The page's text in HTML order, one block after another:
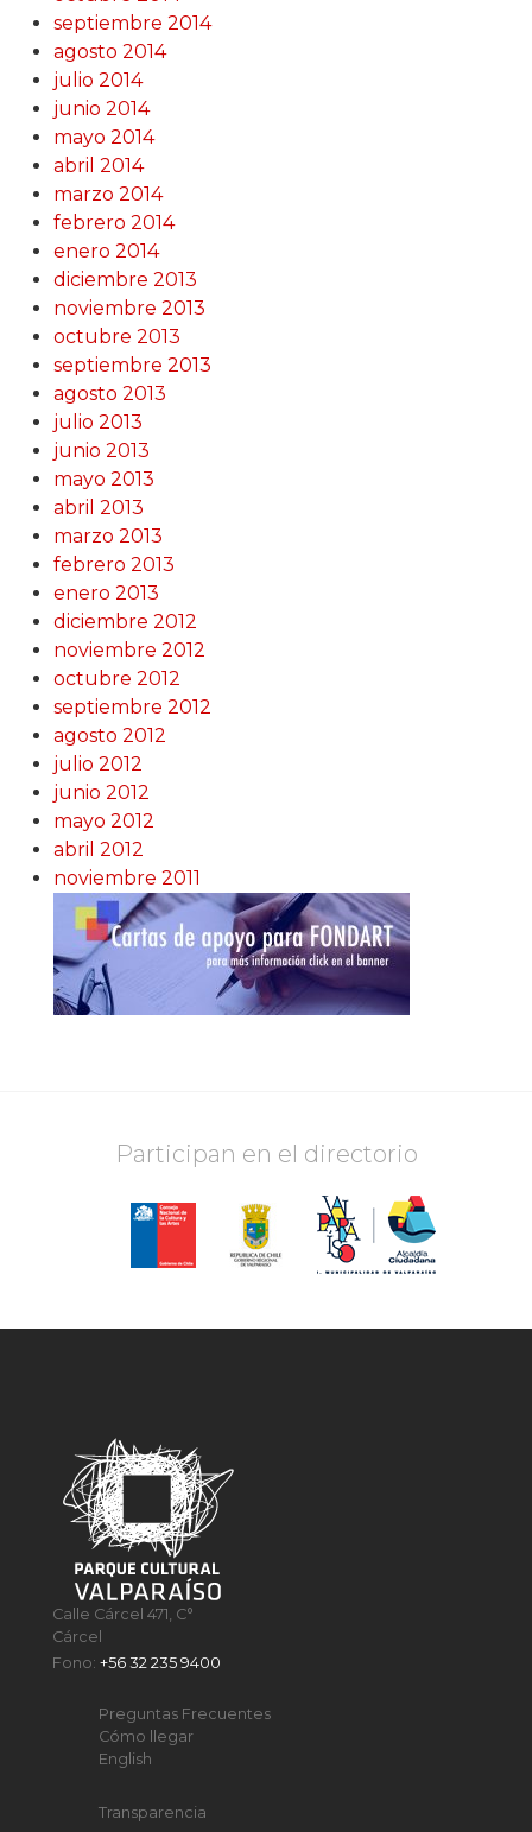
septiembre 2014
agosto 2014
julio 2014
junio 2014
mayo 2014
abril 2014
marzo 2014
febrero 2014
enero 2014
diciembre 2013
noviembre 2013
octubre 2013
septiembre 2013
agosto 2013
julio 2013
junio 2013
mayo 2013
abril 2013
marzo 2013
febrero 2013
enero 2013
diciembre 2012
noviembre 2012
octubre 2012
septiembre 2012
agosto 2012
julio 2012
junio 2012
mayo 2012
abril 2012
noviembre 2011
Participan en el directorio
Calle Cárcel 471, C°
Cárcel
Fono:+56 32 235 9400
Preguntas Frecuentes
Cómo llegar
English
Transparencia